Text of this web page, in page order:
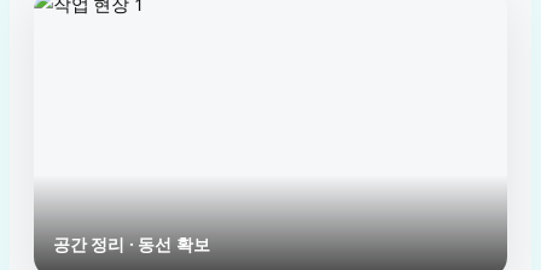
공간 정리 · 동선 확보